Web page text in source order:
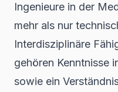
Ingenieure in der
mehr als nur
Interdisziplinäre
gehören Kenntnisse
sowie ein